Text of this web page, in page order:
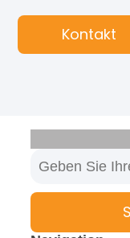
Kontakt